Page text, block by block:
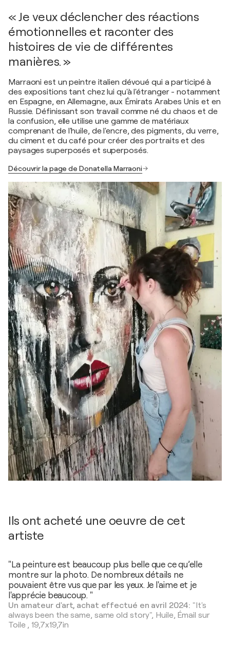
« Je veux déclencher des réactions
émotionnelles et raconter des
histoires de vie de différentes
manières. »
Marraoni est un peintre italien dévoué qui a participé à
des expositions tant chez lui qu'à l'étranger - notamment
en Espagne, en Allemagne, aux Émirats Arabes Unis et en
Russie. Définissant son travail comme né du chaos et de
la confusion, elle utilise une gamme de matériaux
comprenant de l'huile, de l'encre, des pigments, du verre,
du ciment et du café pour créer des portraits et des
paysages superposés et superposés.
Découvrir la page de Donatella Marraoni
Ils ont acheté une oeuvre de cet
artiste
"La peinture est beaucoup plus belle que ce qu’elle
montre sur la photo. De nombreux détails ne
pouvaient être vus que par les yeux. Je l'aime et je
l'apprécie beaucoup. "
Un amateur d'art, achat effectué en avril 2024: "It's
always been the same, same old story", Huile, Émail sur
Toile,19,7x19,7in